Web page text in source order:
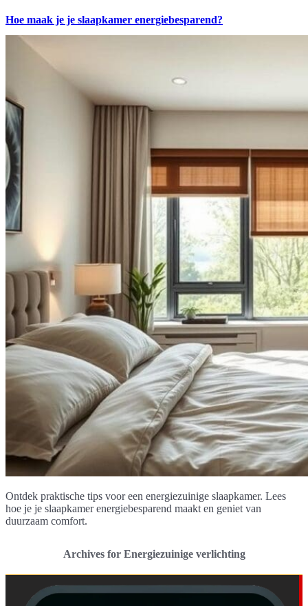
Hoe maak je je slaapkamer energiebesparend?
Ontdek praktische tips voor een energiezuinige slaapkamer. Lees
hoe je je slaapkamer energiebesparend maakt en geniet van
duurzaam comfort.
Archives for Energiezuinige verlichting